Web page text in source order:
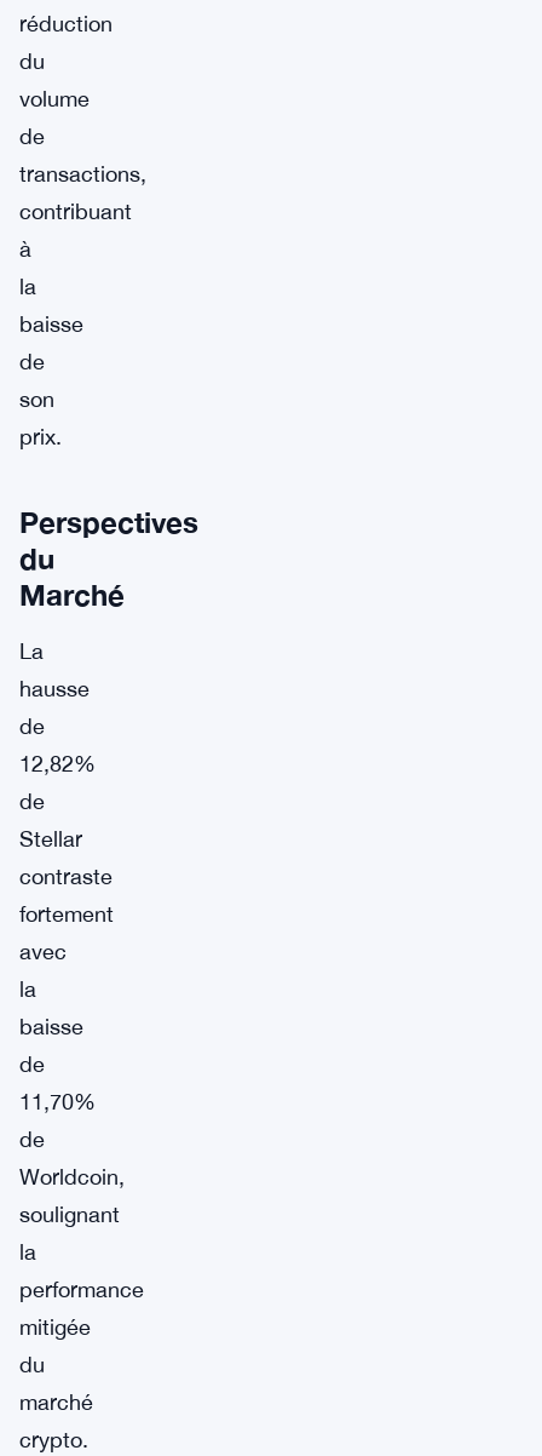
réduction
du
volume
de
transactions,
contribuant
à
la
baisse
de
son
prix.
Perspectives
du
Marché
La
hausse
de
12,82%
de
Stellar
contraste
fortement
avec
la
baisse
de
11,70%
de
Worldcoin,
soulignant
la
performance
mitigée
du
marché
crypto.